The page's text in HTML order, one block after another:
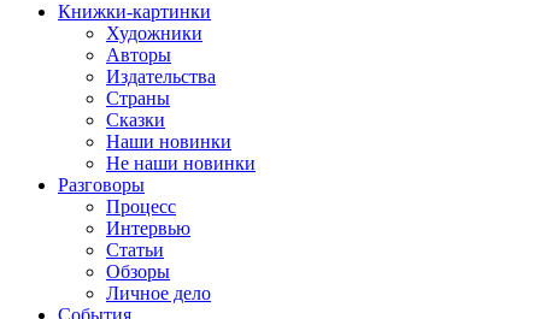
Книжки-картинки
Художники
Авторы
Издательства
Страны
Сказки
Наши новинки
Не наши новинки
Разговоры
Процесс
Интервью
Статьи
Обзоры
Личное дело
События